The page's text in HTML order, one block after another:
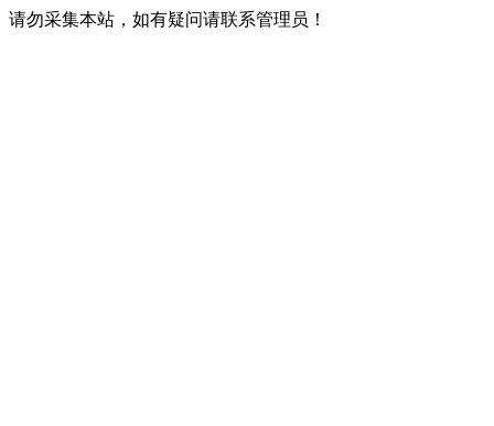
请勿采集本站，如有疑问请联系管理员！